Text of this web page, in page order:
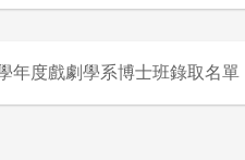
年度戲劇學系博士班錄取名單